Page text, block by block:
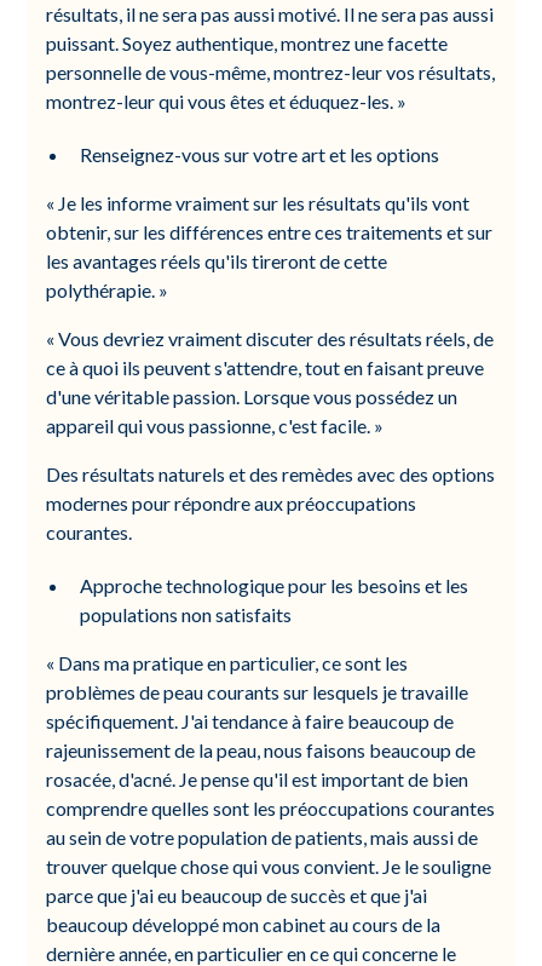
résultats, il ne sera pas aussi motivé. Il ne sera pas aussi
puissant. Soyez authentique, montrez une facette
personnelle de vous-même, montrez-leur vos résultats,
montrez-leur qui vous êtes et éduquez-les. »
Renseignez-vous sur votre art et les options
« Je les informe vraiment sur les résultats qu'ils vont
obtenir, sur les différences entre ces traitements et sur
les avantages réels qu'ils tireront de cette
polythérapie. »
« Vous devriez vraiment discuter des résultats réels, de
ce à quoi ils peuvent s'attendre, tout en faisant preuve
d'une véritable passion. Lorsque vous possédez un
appareil qui vous passionne, c'est facile. »
Des résultats naturels et des remèdes avec des options
modernes pour répondre aux préoccupations
courantes.
Approche technologique pour les besoins et les
populations non satisfaits
« Dans ma pratique en particulier, ce sont les
problèmes de peau courants sur lesquels je travaille
spécifiquement. J'ai tendance à faire beaucoup de
rajeunissement de la peau, nous faisons beaucoup de
rosacée, d'acné. Je pense qu'il est important de bien
comprendre quelles sont les préoccupations courantes
au sein de votre population de patients, mais aussi de
trouver quelque chose qui vous convient. Je le souligne
parce que j'ai eu beaucoup de succès et que j'ai
beaucoup développé mon cabinet au cours de la
dernière année, en particulier en ce qui concerne le